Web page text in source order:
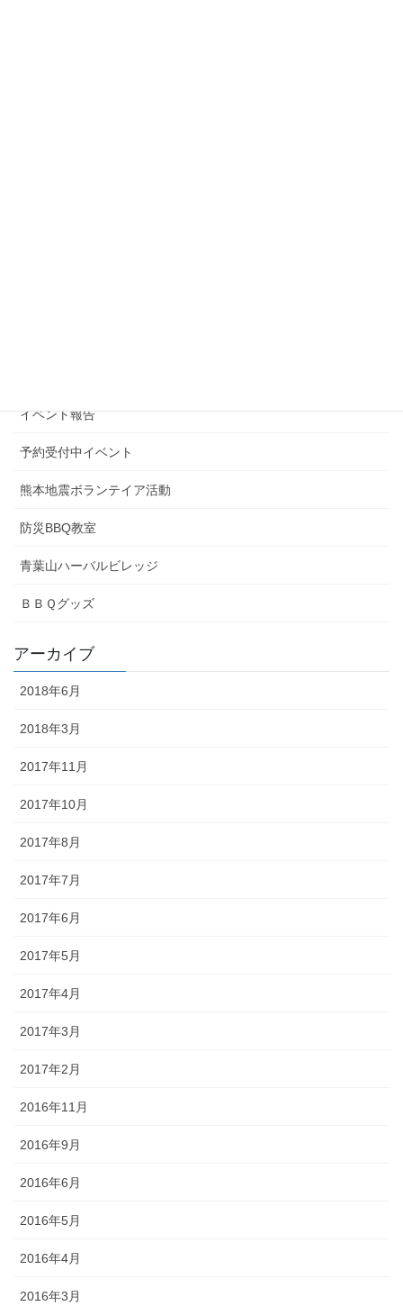
イベント報告
予約受付中イベント
熊本地震ボランテイア活動
防災BBQ教室
青葉山ハーバルビレッジ
ＢＢＱグッズ
アーカイブ
2018年6月
2018年3月
2017年11月
2017年10月
2017年8月
2017年7月
2017年6月
2017年5月
2017年4月
2017年3月
2017年2月
2016年11月
2016年9月
2016年6月
2016年5月
2016年4月
2016年3月